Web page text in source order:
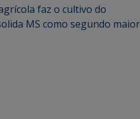
faz o cultivo do
MS como segundo maior